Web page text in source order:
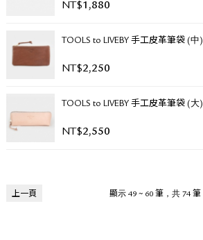
NT$1,880
TOOLS to LIVEBY 手工皮革筆袋 (中)
NT$2,250
TOOLS to LIVEBY 手工皮革筆袋 (大)
NT$2,550
上一頁 顯示 49 ~ 60 筆，共 74 筆